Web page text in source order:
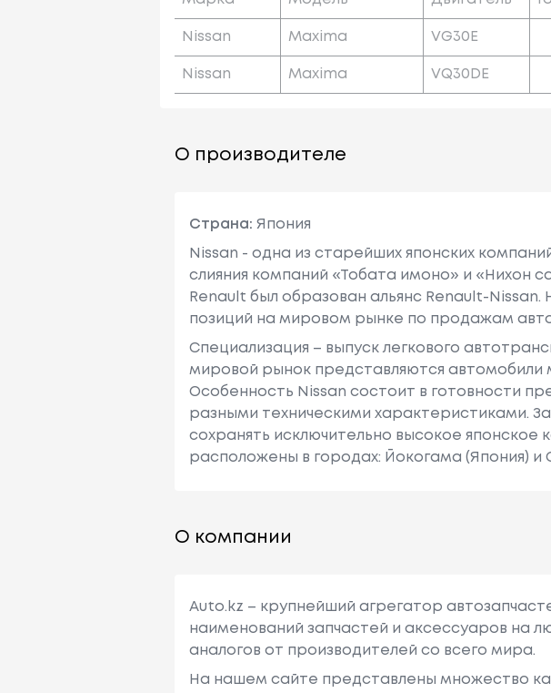
Nissan Maxima VG30E
Nissan Maxima VQ30DE
О производителе
Страна: Япония
Nissan - одна из старейших японских
слияния компаний «Тобата имоно» и «Нихон
Renault был образован альянс Renault-
позиций на мировом рынке по продажам
Специализация – выпуск легкового
мировой рынок представляются
Особенность Nissan состоит в готовности
разными техническими характеристиками.
сохранять исключительно высокое японское
расположены в городах: Йокогама (Япония) и
О компании
Auto.kz – крупнейший агрегатор
наименований запчастей и аксессуаров на
аналогов от производителей со всего мира.
На нашем сайте представлены множество